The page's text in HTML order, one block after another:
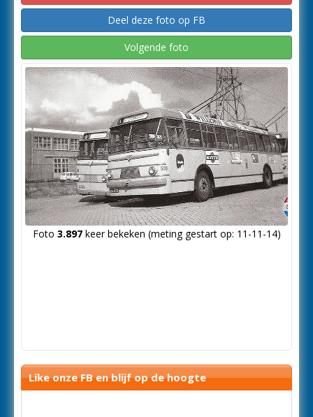
Deel deze foto op FB
Volgende foto
Foto 3.897keer bekeken (meting gestart op: 11-11-14)
Like onze FB en blijf op de hoogte